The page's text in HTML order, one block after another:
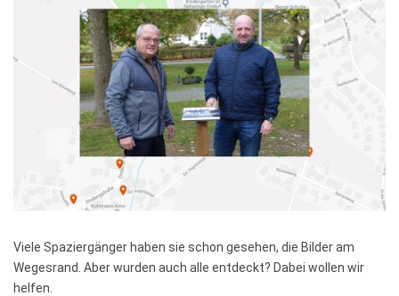
Viele Spaziergänger haben sie schon gesehen, die Bilder am
Wegesrand. Aber wurden auch alle entdeckt? Dabei wollen wir
helfen.